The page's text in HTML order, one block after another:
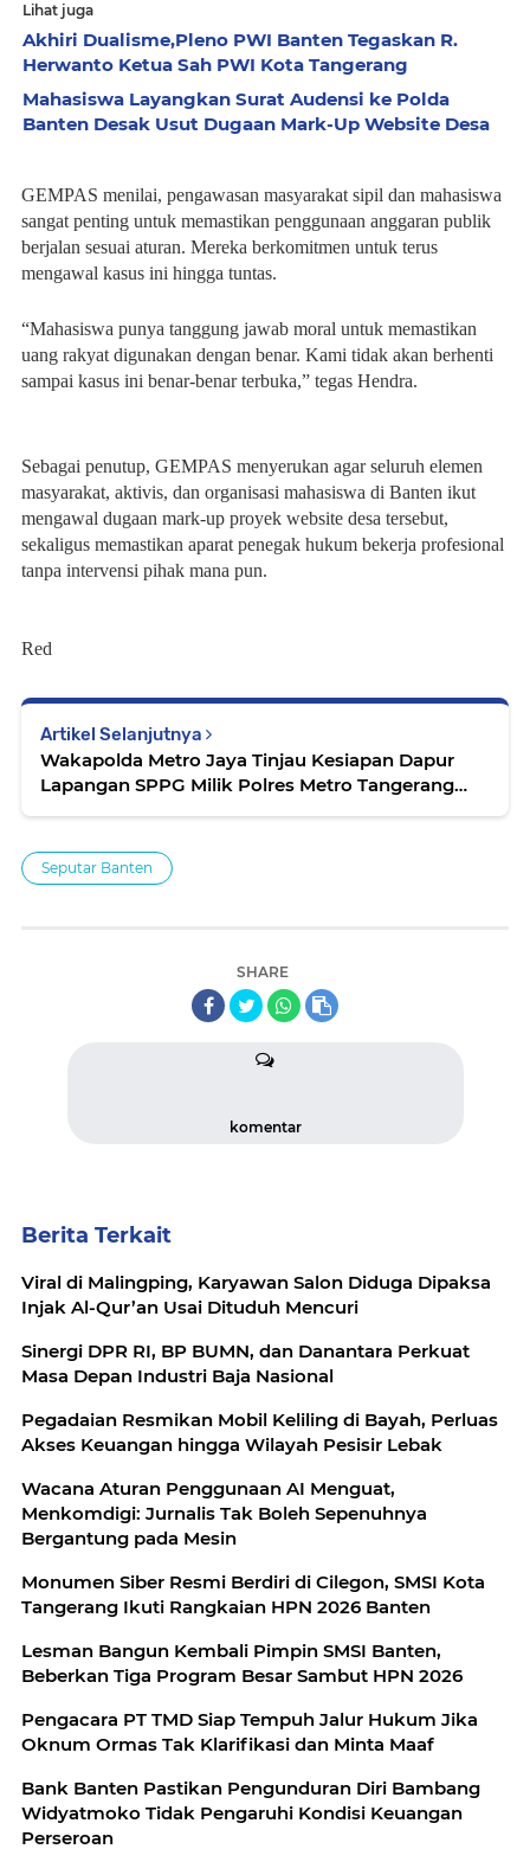
Lihat juga
Akhiri Dualisme,Pleno PWI Banten Tegaskan R.
Herwanto Ketua Sah PWI Kota Tangerang
Mahasiswa Layangkan Surat Audensi ke Polda
Banten Desak Usut Dugaan Mark-Up Website Desa
GEMPAS menilai, pengawasan masyarakat sipil dan mahasiswa
sangat penting untuk memastikan penggunaan anggaran publik
berjalan sesuai aturan. Mereka berkomitmen untuk terus
mengawal kasus ini hingga tuntas.
“Mahasiswa punya tanggung jawab moral untuk memastikan
uang rakyat digunakan dengan benar. Kami tidak akan berhenti
sampai kasus ini benar-benar terbuka,” tegas Hendra.
Sebagai penutup, GEMPAS menyerukan agar seluruh elemen
masyarakat, aktivis, dan organisasi mahasiswa di Banten ikut
mengawal dugaan mark-up proyek website desa tersebut,
sekaligus memastikan aparat penegak hukum bekerja profesional
tanpa intervensi pihak mana pun.
Red
Artikel Selanjutnya
Wakapolda Metro Jaya Tinjau Kesiapan Dapur
Lapangan SPPG Milik Polres Metro Tangerang
Seputar Banten
SHARE
komentar
Berita Terkait
Viral di Malingping, Karyawan Salon Diduga Dipaksa
Injak Al-Qur’an Usai Dituduh Mencuri
Sinergi DPR RI, BP BUMN, dan Danantara Perkuat
Masa Depan Industri Baja Nasional
Pegadaian Resmikan Mobil Keliling di Bayah, Perluas
Akses Keuangan hingga Wilayah Pesisir Lebak
Wacana Aturan Penggunaan AI Menguat,
Menkomdigi: Jurnalis Tak Boleh Sepenuhnya
Bergantung pada Mesin
Monumen Siber Resmi Berdiri di Cilegon, SMSI Kota
Tangerang Ikuti Rangkaian HPN 2026 Banten
Lesman Bangun Kembali Pimpin SMSI Banten,
Beberkan Tiga Program Besar Sambut HPN 2026
Pengacara PT TMD Siap Tempuh Jalur Hukum Jika
Oknum Ormas Tak Klarifikasi dan Minta Maaf
Bank Banten Pastikan Pengunduran Diri Bambang
Widyatmoko Tidak Pengaruhi Kondisi Keuangan
Perseroan